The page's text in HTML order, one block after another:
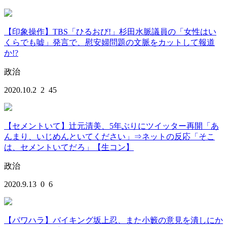
【印象操作】TBS「ひるおび!」杉田水脈議員の「女性はい
くらでも嘘」発言で、慰安婦問題の文脈をカットして報道
か!?
政治
2020.10.2 2 45
【セメントいて】辻元清美、5年ぶりにツイッター再開「あ
んまり、いじめんといてください」⇒ネットの反応「そこ
は、セメントいてだろ」【生コン】
政治
2020.9.13 0 6
【パワハラ】バイキング坂上忍、また小籔の意見を潰しにか